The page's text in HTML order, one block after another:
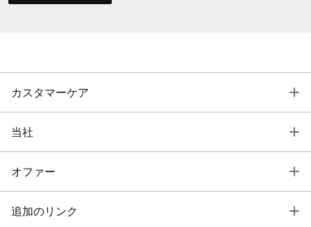
カスタマーケア
当社
オファー
追加のリンク